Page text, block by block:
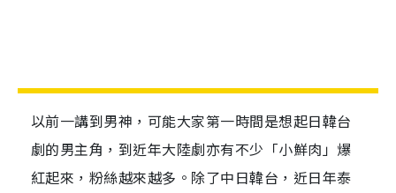
以前一講到男神，可能大家第一時間是想起日韓台
劇的男主角，到近年大陸劇亦有不少「小鮮肉」爆
紅起來，粉絲越來越多。除了中日韓台，近日年泰